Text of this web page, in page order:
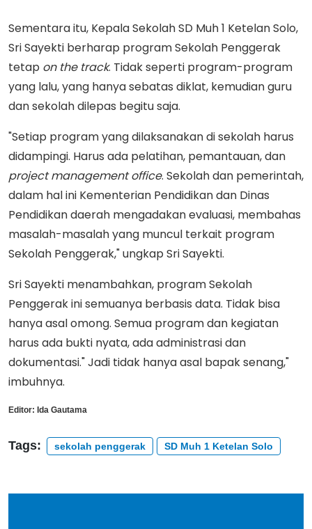
Sementara itu, Kepala Sekolah SD Muh 1 Ketelan Solo,
Sri Sayekti berharap program Sekolah Penggerak
tetap on the track. Tidak seperti program-program
yang lalu, yang hanya sebatas diklat, kemudian guru
dan sekolah dilepas begitu saja.
"Setiap program yang dilaksanakan di sekolah harus
didampingi. Harus ada pelatihan, pemantauan, dan
project management office. Sekolah dan pemerintah,
dalam hal ini Kementerian Pendidikan dan Dinas
Pendidikan daerah mengadakan evaluasi, membahas
masalah-masalah yang muncul terkait program
Sekolah Penggerak," ungkap Sri Sayekti.
Sri Sayekti menambahkan, program Sekolah
Penggerak ini semuanya berbasis data. Tidak bisa
hanya asal omong. Semua program dan kegiatan
harus ada bukti nyata, ada administrasi dan
dokumentasi." Jadi tidak hanya asal bapak senang,"
imbuhnya.
Editor: Ida Gautama
Tags: sekolah penggerak SD Muh 1 Ketelan Solo